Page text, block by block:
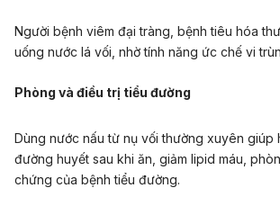
Người bệnh viêm đại tràng, bệnh tiêu hóa
uống nước lá vối, nhờ tính năng ức chế vi
Phòng và điều trị tiểu đường
Dùng nước nấu từ nụ vối thường xuyên giúp
đường huyết sau khi ăn, giảm lipid máu,
chứng của bệnh tiểu đường.